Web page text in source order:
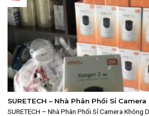
SURETECH – Nhà Phân Phối Sỉ
Hãng 2025
SURETECH – Nhà Phân Phối Sỉ Camera Không